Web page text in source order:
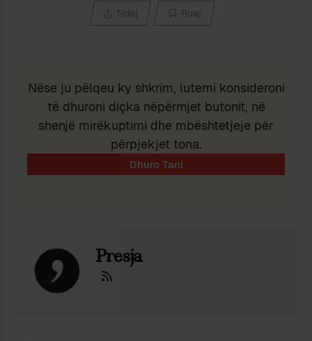
Ndaj Ruaj
Nëse ju pëlqeu ky shkrim, lutemi konsideroni
të dhuroni diçka nëpërmjet butonit, në
shenjë mirëkuptimi dhe mbështetjeje për
përpjekjet tona.
Presja